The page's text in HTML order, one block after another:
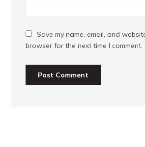
Save my name, email, and
browser for the next time I comment.